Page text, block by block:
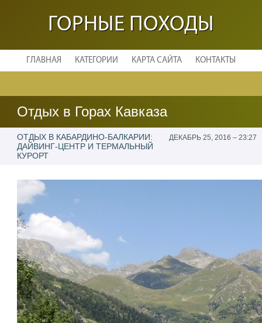
ГОРНЫЕ ПОХОДЫ
ГЛАВНАЯ КАТЕГОРИИ КАРТА САЙТА КОНТАКТЫ
Отдых в Горах Кавказа
ОТДЫХ В КАБАРДИНО-БАЛКАРИИ:
ДАЙВИНГ-ЦЕНТР И ТЕРМАЛЬНЫЙ
КУРОРТ
ДЕКАБРЬ 25, 2016 – 23:27